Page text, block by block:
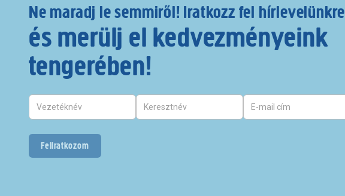
Ne maradj le semmiről! Iratkozz fel hírlevelünkre
és merülj el kedvezményeink
tengerében!
Feliratkozom